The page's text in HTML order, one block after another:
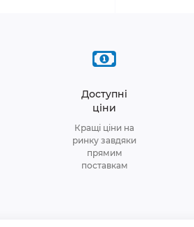
Доступні
ціни
Кращі ціни на
ринку завдяки
прямим
поставкам